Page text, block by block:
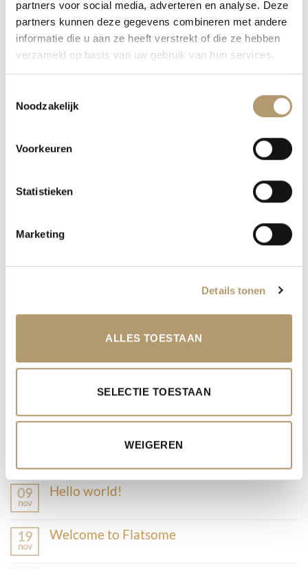
partners voor social media, adverteren en analyse. Deze
partners kunnen deze gegevens combineren met andere
informatie die u aan ze heeft verstrekt of die ze hebben
verzameld op basis van uw gebruik van hun services.
Noodzakelijk
Voorkeuren
Statistieken
Marketing
Details tonen
ALLES TOESTAAN
SELECTIE TOESTAAN
WEIGEREN
E-mail
Site
browser voor de volgende keer wanneer ik een
ABOUT
Lorem ipsum dolor sit amet, consectetuer
09
nov
Hello world!
19
nov
Welcome to Flatsome